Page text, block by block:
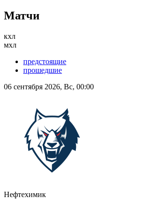
Матчи
кхл
мхл
предстоящие
прошедшие
06 сентября 2026, Вс, 00:00
Нефтехимик